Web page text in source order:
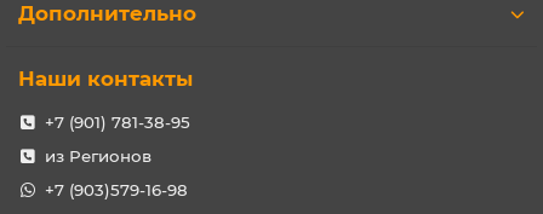
Дополнительно
Наши контакты
+7 (901) 781-38-95
из Регионов
+7 (903)579-16-98